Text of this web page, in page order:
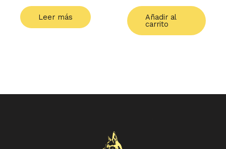
Leer más Añadir al
carrito